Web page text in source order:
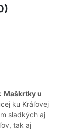
Maškrtky u
ku Kráľovej
sladkých aj
tak aj